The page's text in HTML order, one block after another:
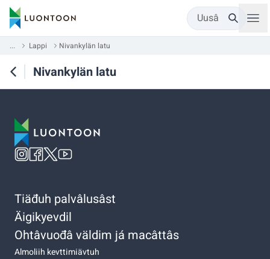
Uusâ
... Lappi Nivankylän latu
Nivankylän latu
Tiäđuh palvâlusâst
Äigikyevdil
Ohtâvuođâ väldim já macâttâs
Almoliih kevttimiävtuh